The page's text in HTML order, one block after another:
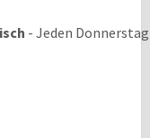
- Jeden